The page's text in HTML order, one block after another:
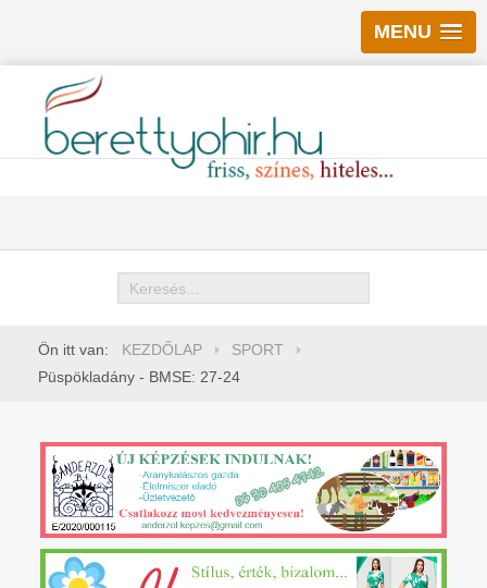
MENU
Keresés
Ön itt van: KEZDŐLAP
SPORT
Püspökladány - BMSE: 27-24